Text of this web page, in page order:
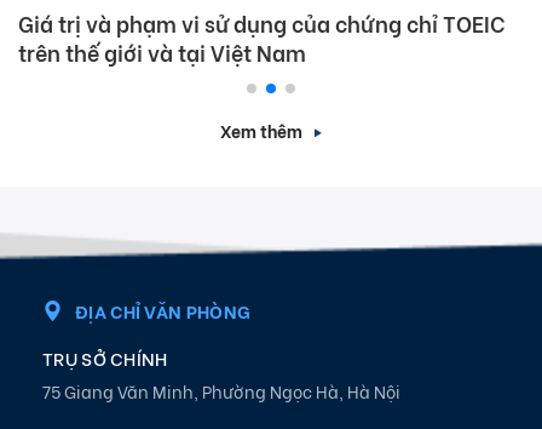
Giá trị và phạm vi sử dụng của chứng chỉ TOEIC
trên thế giới và tại Việt Nam
Xem thêm
ĐỊA CHỈ VĂN PHÒNG
TRỤ SỞ CHÍNH
75 Giang Văn Minh, Phường Ngọc Hà, Hà Nội